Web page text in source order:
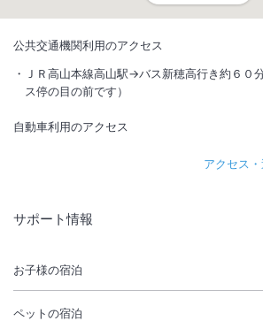
公共交通機関利用のアクセス
ＪＲ高山本線高山駅→バス新穂高行き約６０
ス停の目の前です）
自動車利用のアクセス
アクセス
サポート情報
お子様の宿泊
ペットの宿泊